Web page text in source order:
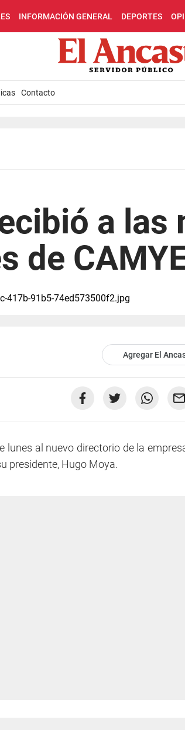
INFORMACIÓN GENERAL DEPORTES
Contacto
a las
de
Agregar El
lunes al nuevo directorio de la
presidente, Hugo Moya.